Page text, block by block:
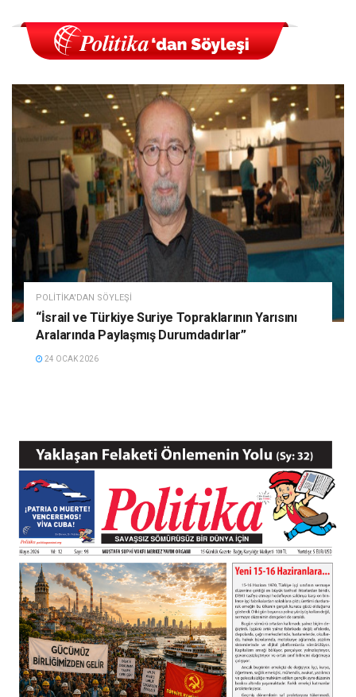
POLITIKA'DAN SÖYLEŞI
“İsrail ve Türkiye Suriye Topraklarının Yarısını
Aralarında Paylaşmış Durumdadırlar”
24 OCAK 2026